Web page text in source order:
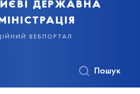
державна
вебпортал
Пошук